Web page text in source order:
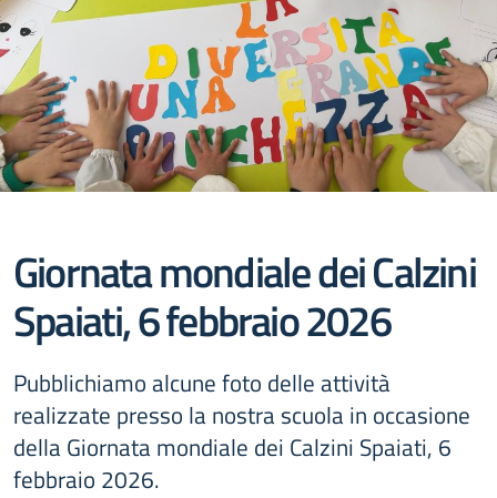
Giornata mondiale dei Calzini
Spaiati, 6 febbraio 2026
Pubblichiamo alcune foto delle attività
realizzate presso la nostra scuola in occasione
della Giornata mondiale dei Calzini Spaiati, 6
febbraio 2026.